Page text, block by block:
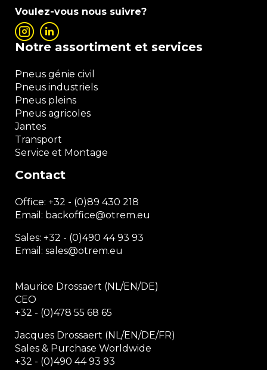
Contact
Office: +32 - (0)89 430 218
Email: backoffice@otrem.eu
Sales: +32 - (0)490 44 93 93
Email: sales@otrem.eu
Maurice Drossaert (NL/EN/DE)
CEO
+32 - (0)478 55 68 65
Jacques Drossaert (NL/EN/DE/FR)
Sales & Purchase Worldwide
+32 - (0)490 44 93 93
Notre assortiment et services
Pneus génie civil
Pneus industriels
Pneus pleins
Pneus agricoles
Jantes
Transport
Service et Montage
Voulez-vous nous suivre?